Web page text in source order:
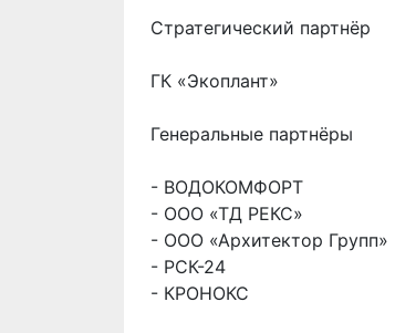
Стратегический партнёр
ГК «Экоплант»
Генеральные партнёры
- ВОДОКОМФОРТ
- ООО «ТД РЕКС»
- ООО «Архитектор Групп»
- РСК-24
- КРОНОКС